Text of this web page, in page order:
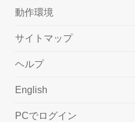
動作環境
サイトマップ
ヘルプ
English
PCでログイン